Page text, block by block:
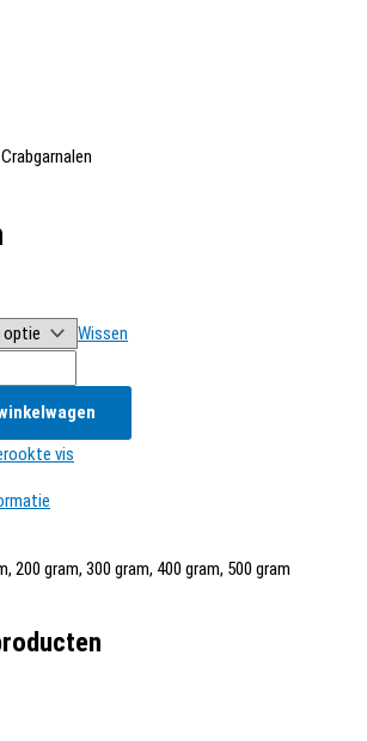
Wissen
vis
200 gram, 300 gram, 400 gram, 500 gram